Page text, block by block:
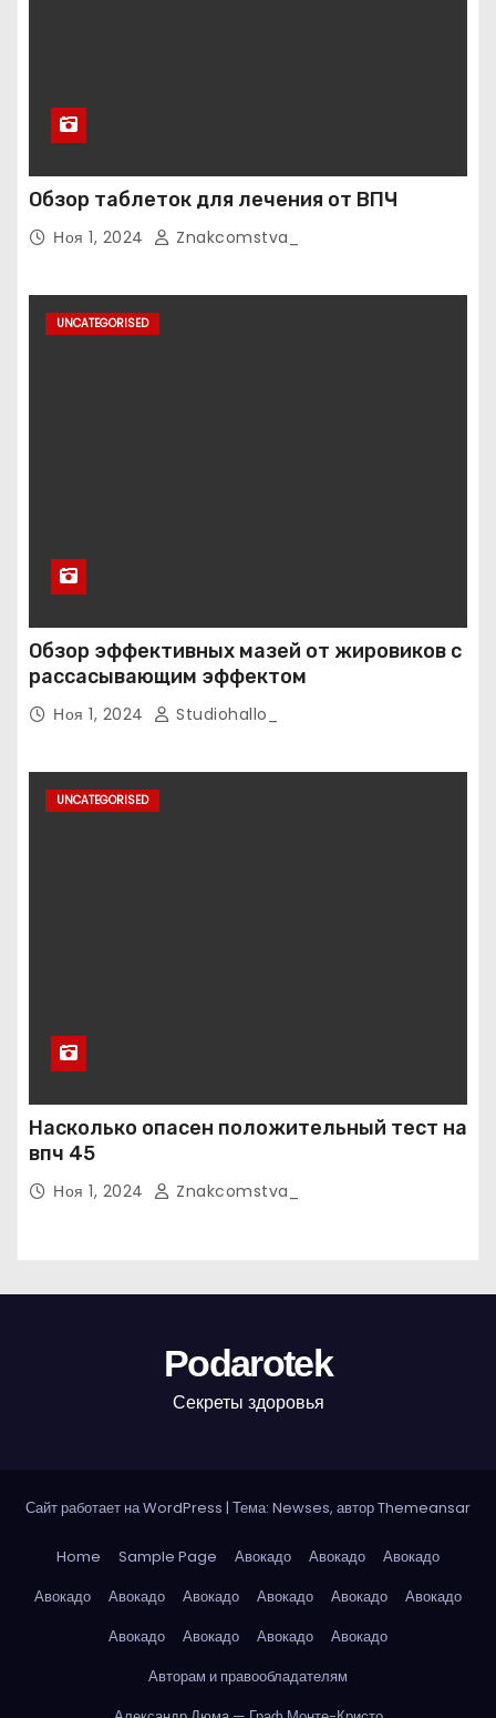
Обзор таблеток для лечения от ВПЧ
Ноя 1, 2024 Znakcomstva_
UNCATEGORISED
Обзор эффективных мазей от жировиков с
рассасывающим эффектом
Ноя 1, 2024 Studiohallo_
UNCATEGORISED
Насколько опасен положительный тест на
впч 45
Ноя 1, 2024 Znakcomstva_
Podarotek
Секреты здоровья
Сайт работает на WordPress | Тема: Newses, авторThemeansar
Home Sample Page Авокадо Авокадо
Авокадо
Авокадо
Авокадо Авокадо Авокадо Авокадо
Авокадо
Авокадо
Авокадо Авокадо
Авокадо
Авторам и правообладателям